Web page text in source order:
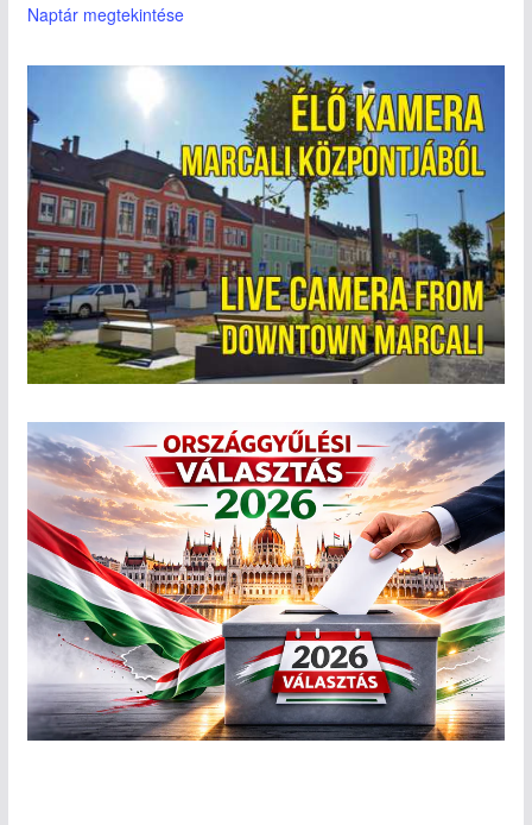
Naptár megtekintése